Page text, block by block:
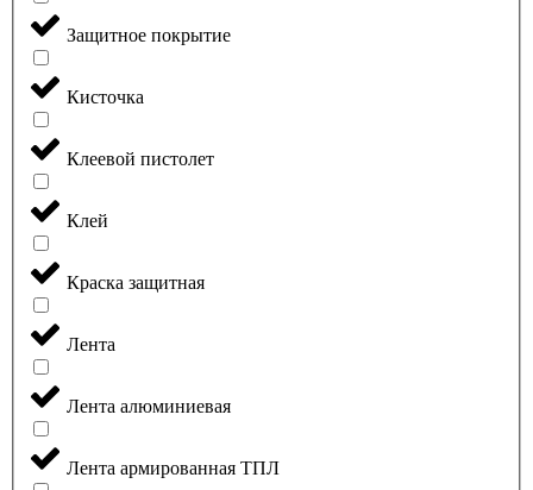
Защитное покрытие
Кисточка
Клеевой пистолет
Клей
Краска защитная
Лента
Лента алюминиевая
Лента армированная ТПЛ